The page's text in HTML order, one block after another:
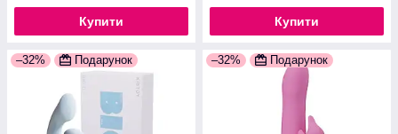
Купити Купити
–32% Подарунок –32% Подарунок